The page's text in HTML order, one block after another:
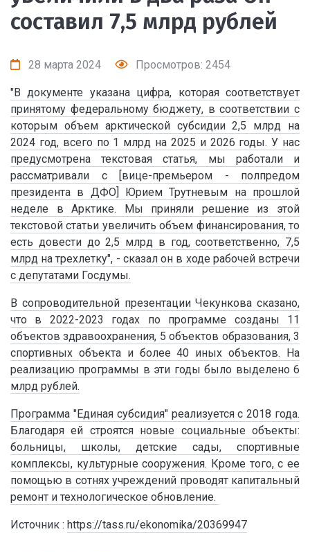
составил 7,5 млрд рублей
28 марта 2024 Просмотров: 2454
"В документе указана цифра, которая соответствует
принятому федеральному бюджету, в соответствии с
которым объем арктической субсидии 2,5 млрд на
2024 год, всего по 1 млрд на 2025 и 2026 годы. У нас
предусмотрена текстовая статья, мы работали и
рассматривали с [вице-премьером - полпредом
президента в ДФО] Юрием Трутневым на прошлой
неделе в Арктике. Мы приняли решение из этой
текстовой статьи увеличить объем финансирования, то
есть довести до 2,5 млрд в год, соответственно, 7,5
млрд на трехлетку", - сказал он в ходе рабочей встречи
с депутатами Госдумы.
В сопроводительной презентации Чекункова сказано,
что в 2022-2023 годах по программе созданы 11
объектов здравоохранения, 5 объектов образования, 3
спортивных объекта и более 40 иных объектов. На
реализацию программы в эти годы было выделено 6
млрд рублей.
Программа "Единая субсидия" реализуется с 2018 года.
Благодаря ей строятся новые социальные объекты:
больницы, школы, детские сады, спортивные
комплексы, культурные сооружения. Кроме того, с ее
помощью в сотнях учреждений проводят капитальный
ремонт и технологическое обновление.
Источник : https://tass.ru/ekonomika/20369947